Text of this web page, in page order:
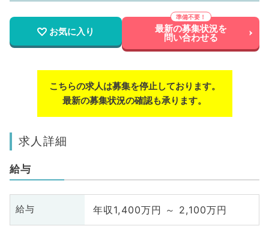
お気に入り 最新の募集状況を
問い合わせる
こちらの求人は募集を停止しております。
最新の募集状況の確認も承ります。
求人詳細
給与
給与 年収1,400万円 ～ 2,100万円